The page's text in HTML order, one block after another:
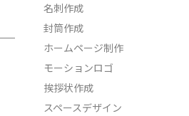
名刺作成
封筒作成
ホームページ制作
モーションロゴ
挨拶状作成
スペースデザイン